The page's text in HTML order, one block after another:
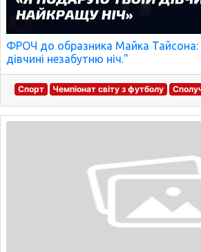
ФРОЧ до образника Майка Тайсона:
дівчині незабутню ніч."
Спорт Чемпіонат світу з футболу